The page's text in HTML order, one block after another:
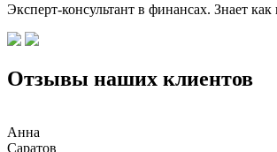
Эксперт-консультант в финансах. Знает
Отзывы наших клиентов
Анна
Саратов